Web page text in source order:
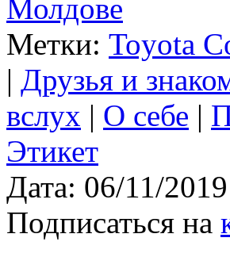
Молдове
Метки: Toyota
| Друзья и
вслух | О себе |
Этикет
Дата: 06/11/
Подписаться на